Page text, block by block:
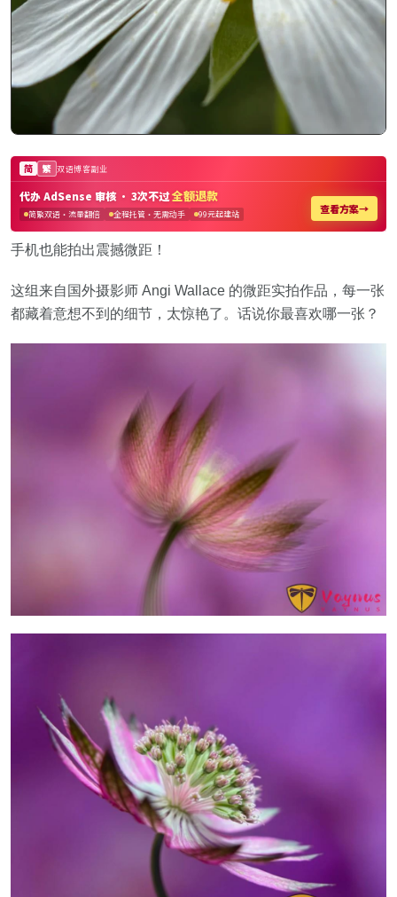
手机也能拍出震撼微距！
这组来自国外摄影师 Angi Wallace 的微距实拍作品，每一张
都藏着意想不到的细节，太惊艳了。话说你最喜欢哪一张？